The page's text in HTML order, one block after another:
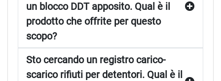
un blocco DDT apposito. Qual è il
prodotto che offrite per questo
scopo?
Sto cercando un registro carico-
scarico rifiuti per detentori. Qual è il